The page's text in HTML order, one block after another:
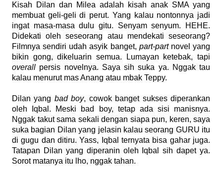
Kisah Dilan dan Milea adalah kisah anak SMA yang
membuat geli-geli di perut. Yang kalau nontonnya jadi
ingat masa-masa dulu gitu. Senyam senyum. HEHE.
Didekati oleh seseorang atau mendekati seseorang?
Filmnya sendiri udah asyik banget, part-partnovel yang
bikin gong, dikeluarin semua. Lumayan ketebak, tapi
overall persis novelnya. Saya sih suka ya. Nggak tau
kalau menurut mas Anang atau mbak Teppy.
Dilan yang bad boy, cowok banget sukses diperankan
oleh Iqbal. Meski bad boy, tetap ada sisi manisnya.
Nggak takut sama sekali dengan siapa pun, keren, saya
suka bagian Dilan yang jelasin kalau seorang GURU itu
di gugu dan ditiru. Yass, Iqbal ternyata bisa gahar juga.
Tatapan Dilan yang diperanin oleh Iqbal sih dapet ya.
Sorot matanya itu lho, nggak tahan.